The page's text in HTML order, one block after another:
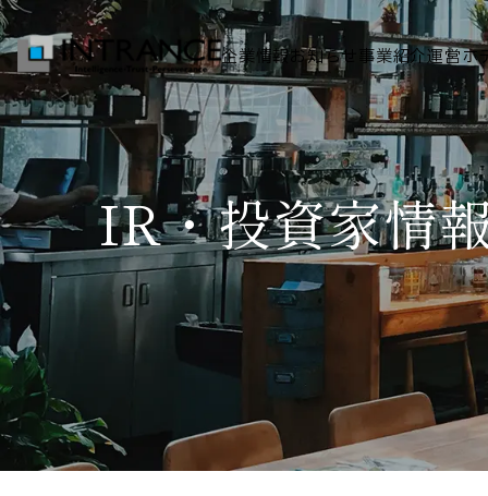
企業情報お知らせ 事業紹介運営ホ
トップ
企業情報
会社概要
代表者挨拶
グループ一覧
経営理念
事業紹介
IR・投資家情